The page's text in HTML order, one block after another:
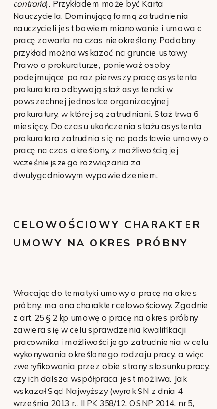
contrario). Przykładem może być Karta
Nauczyciela. Dominującą formą zatrudnienia
nauczycieli jest bowiem mianowanie i umowa o
pracę zawarta na czas nieokreślony. Podobny
przykład można wskazać na gruncie ustawy
Prawo o prokuraturze, ponieważ osoby
podejmujące po raz pierwszy pracę asystenta
prokuratora odbywają staż asystencki w
powszechnej jednostce organizacyjnej
prokuratury, w której są zatrudniani. Staż trwa 6
miesięcy. Do czasu ukończenia stażu asystenta
prokuratora zatrudnia się na podstawie umowy o
pracę na czas określony, z możliwością jej
wcześniejszego rozwiązania za
dwutygodniowym wypowiedzeniem.
CELOWOŚCIOWY CHARAKTER
UMOWY NA OKRES PRÓBNY
Wracając do tematyki umowy o pracę na okres
próbny, ma ona charakter celowościowy. Zgodnie
z art. 25 § 2 kp umowę o pracę na okres próbny
zawiera się w celu sprawdzenia kwalifikacji
pracownika i możliwości jego zatrudnienia w celu
wykonywania określonego rodzaju pracy, a więc
zweryfikowania przez obie strony stosunku pracy,
czy ich dalsza współpraca jest możliwa. Jak
wskazał Sąd Najwyższy (wyrok SN z dnia 4
września 2013 r., II PK 358/12, OSNP 2014, nr 5,